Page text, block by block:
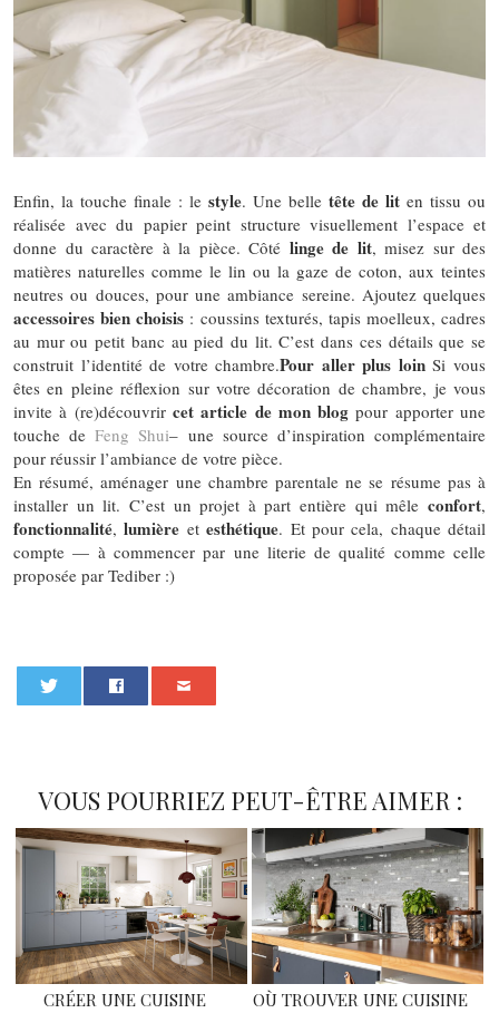
Enfin, la touche finale : le style. Une belle tête de lit en tissu ou
réalisée avec du papier peint structure visuellement l’espace et
donne du caractère à la pièce. Côté linge de lit, misez sur des
matières naturelles comme le lin ou la gaze de coton, aux teintes
neutres ou douces, pour une ambiance sereine. Ajoutez quelques
accessoires bien choisis : coussins texturés, tapis moelleux, cadres
au mur ou petit banc au pied du lit. C’est dans ces détails que se
construit l’identité de votrechambre.Pour aller plus loinSi vous
êtes en pleine réflexion sur votre décoration de chambre, je vous
invite à (re)découvrir cet article de mon blog pour apporter une
touche deFeng Shui– une source d’inspiration complémentaire
pour réussir l’ambiance de votre pièce.
En résumé, aménager une chambre parentale ne se résume pas à
installer un lit. C’est un projet à part entière qui mêle confort,
fonctionnalité,lumière etesthétique. Et pour cela, chaque détail
compte — à commencer par une literie de qualité comme celle
proposée par Tediber :)
VOUS POURRIEZ PEUT-ÊTRE AIMER :
CRÉER UNE CUISINE
OÙ TROUVER UNE CUISINE